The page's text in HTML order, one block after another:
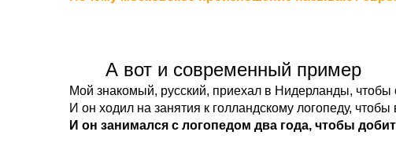
А вот и современный пример
Мой знакомый, русский, приехал в Нидерланды, чтобы
И он ходил на занятия к голландскому логопеду,
И он занимался с логопедом два года, чтобы